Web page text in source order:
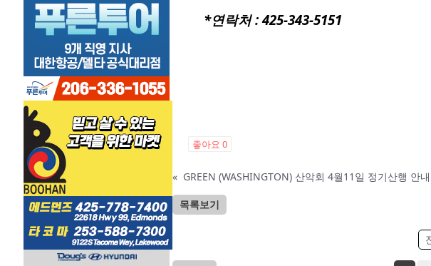
*연락처 : 425-343-5151
좋아요 0
« GREEN (WASHINGTON) 산악회 4월11일 정기산행 안내
목록보기